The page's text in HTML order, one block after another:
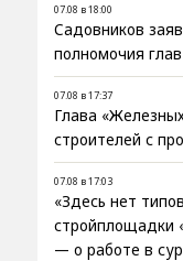
07.08 в 18:00
Садовников
полномочия
07.08 в 17:37
Глава
строителей с
07.08 в 17:03
«Здесь нет
стройплощадки
— о работе в